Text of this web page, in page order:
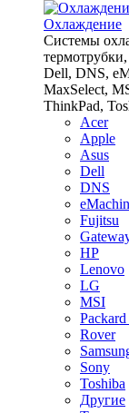
Охлаждение
Системы
Dell, DNS,
MaxSelect,
ThinkPad,
Acer
Apple
Asus
Dell
DNS
Fujitsu
HP
Lenovo
LG
MSI
Rover
Sony
Toshiba
Другие